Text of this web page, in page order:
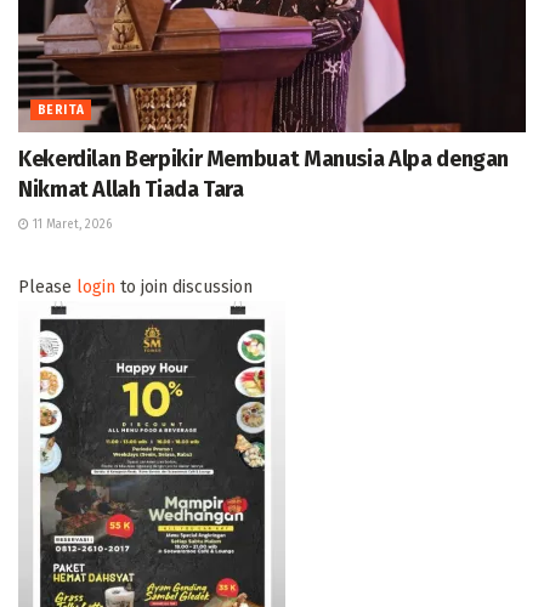
BERITA
Kekerdilan Berpikir Membuat Manusia Alpa dengan
Nikmat Allah Tiada Tara
11 Maret, 2026
Please login to join discussion